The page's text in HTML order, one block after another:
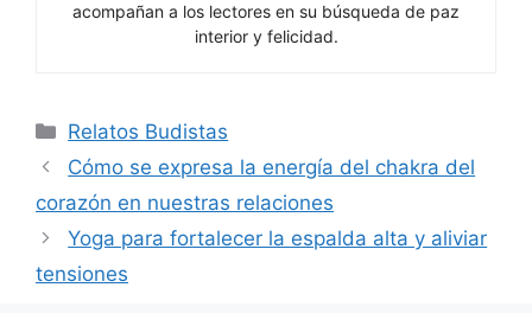
acompañan a los lectores en su búsqueda de paz
interior y felicidad.
Categorías
Relatos Budistas
Cómo se expresa la energía del chakra del
corazón en nuestras relaciones
Yoga para fortalecer la espalda alta y aliviar
tensiones